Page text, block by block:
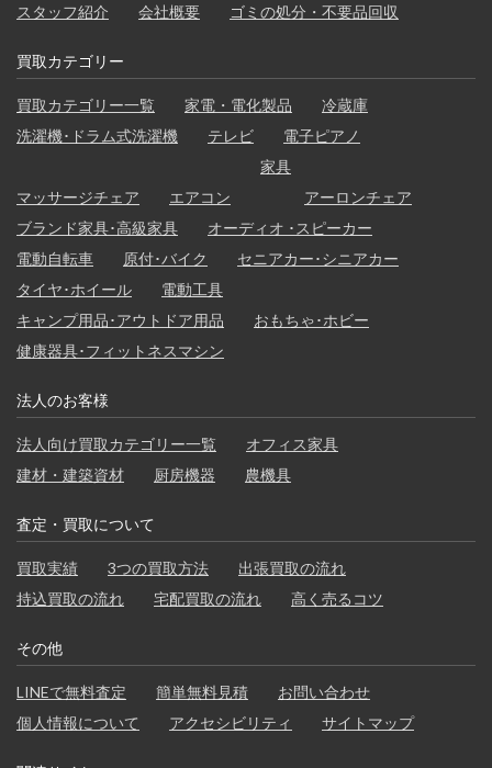
スタッフ紹介
会社概要 ゴミの処分・不要品回収
買取カテゴリー
買取カテゴリー一覧 家電・電化製品
冷蔵庫
洗濯機･ドラム式洗濯機
テレビ 電子ピアノ
マッサージチェア エアコン
家具
アーロンチェア
ブランド家具･高級家具
オーディオ ･スピーカー
電動自転車
原付･バイク
セニアカー･シニアカー
タイヤ･ホイール
電動工具
キャンプ用品･アウトドア用品
おもちゃ･ホビー
健康器具･フィットネスマシン
法人のお客様
法人向け買取カテゴリー一覧
オフィス家具
建材・建築資材
厨房機器 農機具
査定・買取について
買取実績 3つの買取方法
出張買取の流れ
持込買取の流れ
宅配買取の流れ 高く売るコツ
その他
LINEで無料査定 簡単無料見積
お問い合わせ
個人情報について
アクセシビリティ サイトマップ